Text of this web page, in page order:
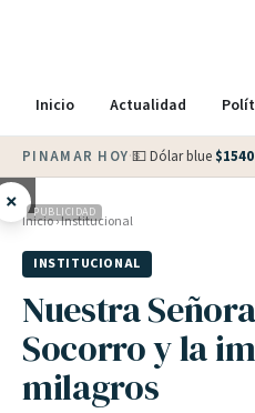
Inicio Actualidad
PINAMAR HOY·💵 Dólar blue $1540
× PUBLICIDAD
Inicio›Institucional
INSTITUCIONAL
Nuestra
Socorro y la
milagros